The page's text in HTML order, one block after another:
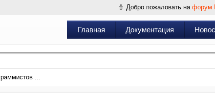
Добро пожаловать на форум
Главная Документация
...